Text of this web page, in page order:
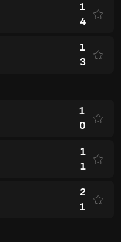
1
4
1
3
1
0
1
1
2
1